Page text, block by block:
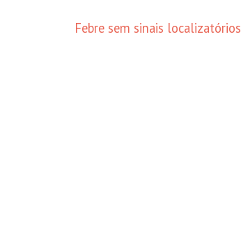
Febre sem sinais localizatórios